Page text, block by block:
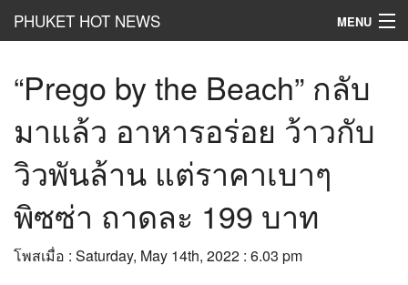
PHUKET HOT NEWS MENU
Hot Clip
Hot List
Hot Gossip
Hot Business
เที่ยว ชิม ช๊อป
“Prego by the Beach” กลับ
มาแล้ว อาหารอร่อย ว้าวกับ
วิวพันล้าน แต่ราคาเบาๆ
พิซซ่า ถาดละ 199 บาท
โพสเมื่อ : Saturday, May 14th, 2022 : 6.03 pm